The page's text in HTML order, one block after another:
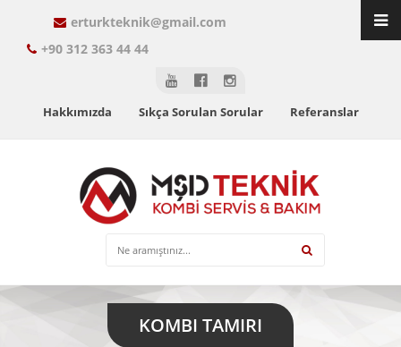
erturkteknik@gmail.com
+90 312 363 44 44
Hakkımızda Sıkça Sorulan Sorular Referanslar
KOMBI TAMIRI